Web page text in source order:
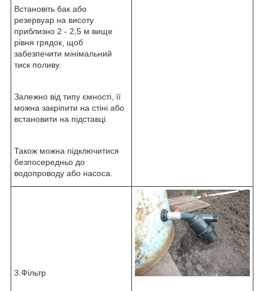
Встановіть бак або
резервуар на висоту
приблизно 2 - 2,5 м вище
рівня грядок, щоб
забезпечити мінімальний
тиск поливу.
Залежно від типу ємності, її
можна закріпити на стіні або
встановити на підставці.
Також можна підключитися
безпосередньо до
водопроводу або насоса.
3.Фільтр